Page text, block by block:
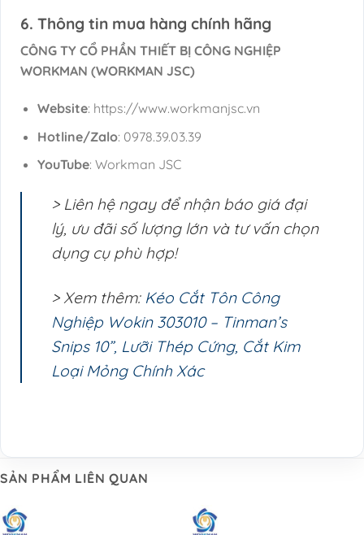
6. Thông tin mua hàng chính hãng
CÔNG TY CỔ PHẦN THIẾT BỊ CÔNG NGHIỆP
WORKMAN (WORKMAN JSC)
Website: https://www.workmanjsc.vn
Hotline/Zalo: 0978.39.03.39
YouTube: Workman JSC
> Liên hệ ngay để nhận báo giá đại
lý, ưu đãi số lượng lớn và tư vấn chọn
dụng cụ phù hợp!
> Xem thêm: Kéo Cắt Tôn Công
Nghiệp Wokin 303010 – Tinman’s
Snips 10”, Lưỡi Thép Cứng, Cắt Kim
Loại Mỏng Chính Xác
SẢN PHẨM LIÊN QUAN